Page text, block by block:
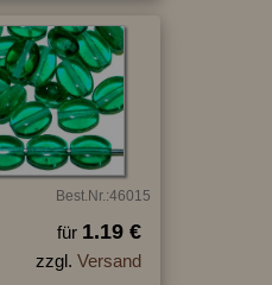
Best.Nr.:46015
für 1.19 €
zzgl. Versand